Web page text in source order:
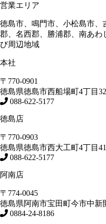
営業エリア
徳島市、鳴門市、小松島市
郡、名西郡、勝浦郡、南あわ
び周辺地域
本社
〒770-0901
徳島県徳島市西船場町4丁目
088-622-5177
徳島店
〒770-0903
徳島県徳島市西大工町4丁目
088-622-5177
阿南店
〒774-0045
徳島県阿南市宝田町今市中新
0884-24-8186